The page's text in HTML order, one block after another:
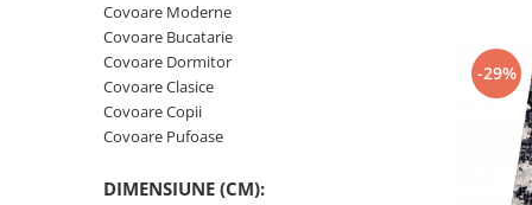
Covoare Copii
Covoare Pufoase
Covoare Moderne
Covoare Bucatarie
Covoare Dormitor
Covoare Clasice
Covoare Copii
Covoare Pufoase
DIMENSIUNE (CM):
-29%